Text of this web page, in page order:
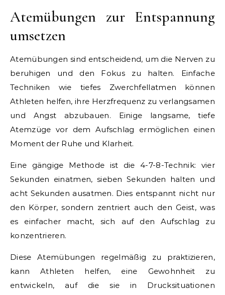
Atemübungen zur Entspannung
umsetzen
Atemübungen sind entscheidend, um die Nerven zu
beruhigen und den Fokus zu halten. Einfache
Techniken wie tiefes Zwerchfellatmen können
Athleten helfen, ihre Herzfrequenz zu verlangsamen
und Angst abzubauen. Einige langsame, tiefe
Atemzüge vor dem Aufschlag ermöglichen einen
Moment der Ruhe und Klarheit.
Eine gängige Methode ist die 4-7-8-Technik: vier
Sekunden einatmen, sieben Sekunden halten und
acht Sekunden ausatmen. Dies entspannt nicht nur
den Körper, sondern zentriert auch den Geist, was
es einfacher macht, sich auf den Aufschlag zu
konzentrieren.
Diese Atemübungen regelmäßig zu praktizieren,
kann Athleten helfen, eine Gewohnheit zu
entwickeln, auf die sie in Drucksituationen